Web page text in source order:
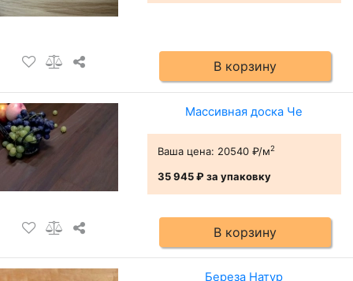
В корзину
Массивная доска Че
Ваша цена: 20540 ₽/м2
35 945 ₽за упаковку
В корзину
Береза Натур